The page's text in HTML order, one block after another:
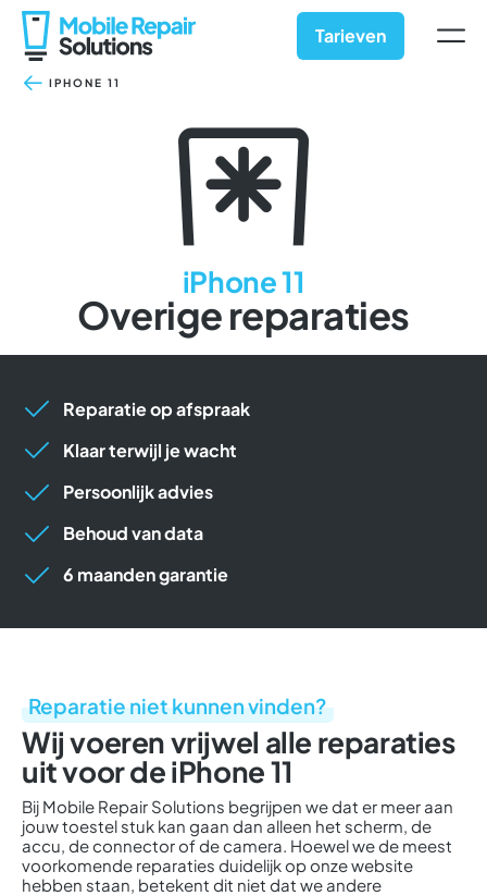
naar
inhoud
Tarieven
IPHONE 11
iPhone 11
Overige reparaties
Reparatie op afspraak
Klaar terwijl je wacht
Persoonlijk advies
Behoud van data
6 maanden garantie
Reparatie niet kunnen vinden?
Wij voeren vrijwel alle reparaties
uit voor de iPhone 11
Bij Mobile Repair Solutions begrijpen we dat er meer aan
jouw toestel stuk kan gaan dan alleen het scherm, de
accu, de connector of de camera. Hoewel we de meest
voorkomende reparaties duidelijk op onze website
hebben staan, betekent dit niet dat we andere